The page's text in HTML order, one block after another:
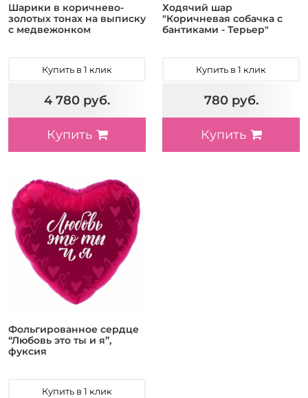
Шарики в коричнево-
золотых тонах на выписку
с медвежонком
Купить в 1 клик
4 780 руб.
Купить
Ходячий шар
"Коричневая собачка с
бантиками - Терьер"
Купить в 1 клик
780 руб.
Купить
Фольгированное сердце
“Любовь это ты и я”,
фуксия
Купить в 1 клик